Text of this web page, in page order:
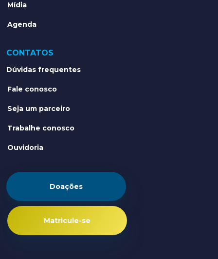
Mídia
Agenda
CONTATOS
Dúvidas frequentes
Fale conosco
Seja um parceiro
Trabalhe conosco
Ouvidoria
Doações
Matricule-se